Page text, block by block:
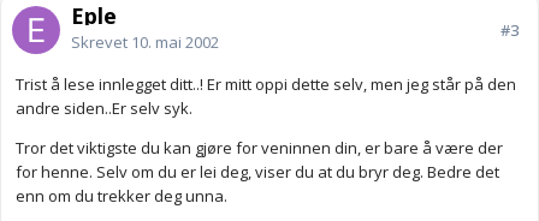
Eple
Skrevet 10. mai 2002
#3
Trist å lese innlegget ditt..! Er mitt oppi dette selv, men jeg står på den
andre siden..Er selv syk.
Tror det viktigste du kan gjøre for veninnen din, er bare å være der
for henne. Selv om du er lei deg, viser du at du bryr deg. Bedre det
enn om du trekker deg unna.